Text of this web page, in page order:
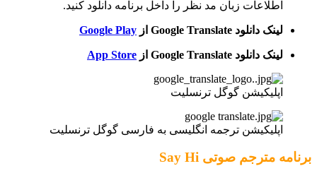
اطلاعات زبان مد نظر را داخل برنامه دانلود کنید.
لینک دانلود Google Translate از Google Play
لینک دانلود Google Translate از App Store
اپلیکیشن گوگل ترنسلیت
اپلیکیشن ترجمه انگلیسی به فارسی گوگل ترنسلیت
برنامه مترجم صوتی Say Hi